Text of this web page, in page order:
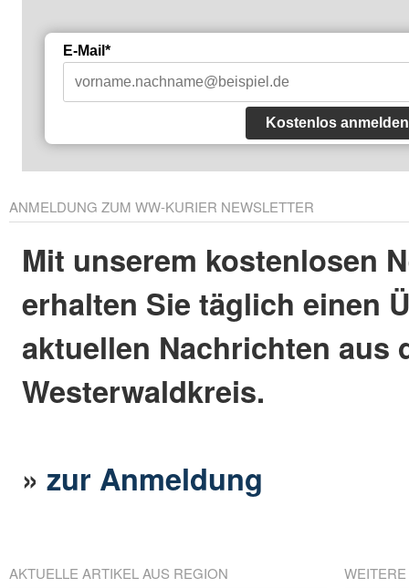
E-Mail*
Kostenlos anmelden
ANMELDUNG ZUM WW-KURIER NEWSLETTER
Mit unserem kostenlosen
erhalten Sie täglich einen
aktuellen Nachrichten aus
Westerwaldkreis.
»zur Anmeldung
AKTUELLE ARTIKEL AUS REGION